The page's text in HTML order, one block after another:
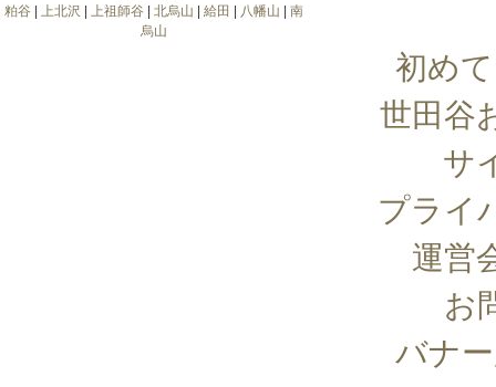
粕谷
上北沢 上祖師谷 北烏山 給田 八幡山
南
烏山
初め
世田谷
サ
プライ
運営
お
バナ